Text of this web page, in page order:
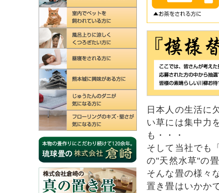
日本人の生活に
い草には集中力
も・・・
そして当社でも
の"天然水草"の
そんな畳の様々
置き畳はいかか